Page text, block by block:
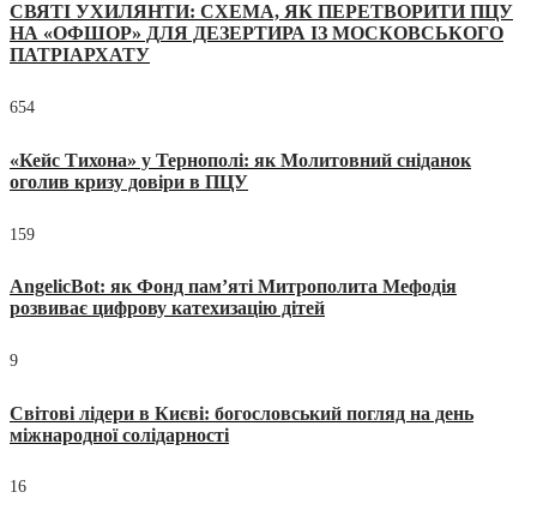
СВЯТІ УХИЛЯНТИ: СХЕМА, ЯК ПЕРЕТВОРИТИ ПЦУ
НА «ОФШОР» ДЛЯ ДЕЗЕРТИРА ІЗ МОСКОВСЬКОГО
ПАТРІАРХАТУ
654
«Кейс Тихона» у Тернополі: як Молитовний сніданок
оголив кризу довіри в ПЦУ
159
AngelicBot: як Фонд пам’яті Митрополита Мефодія
розвиває цифрову катехизацію дітей
9
Світові лідери в Києві: богословський погляд на день
міжнародної солідарності
16